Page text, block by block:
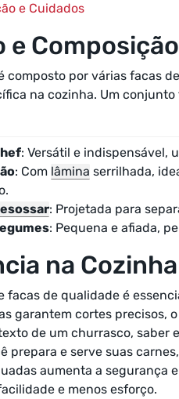
e Cuidados
e Composição
composto por várias facas
na cozinha. Um
: Versátil e indispensável,
: Com lâmina serrilhada,
: Projetada para
: Pequena e afiada,
na Cozinha
facas de qualidade é
garantem cortes precisos,
de um churrasco, saber
prepara e serve suas
aumenta a segurança
e menos esforço.